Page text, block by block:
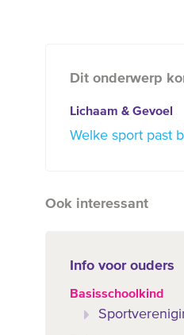
Dit onderwerp
Lichaam & Gevoel
Welke sport past
Ook interessant
Info voor ouders
Basisschoolkind